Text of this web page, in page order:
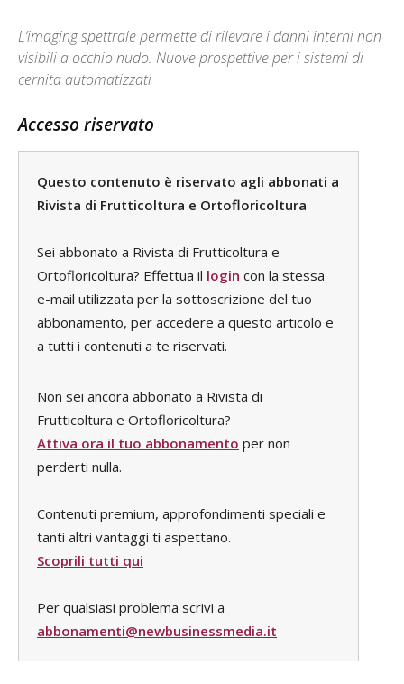
L’imaging spettrale permette di rilevare i danni interni non
visibili a occhio nudo. Nuove prospettive per i sistemi di
cernita automatizzati
Accesso riservato
Questo contenuto è riservato agli abbonati a
Rivista di Frutticoltura e Ortofloricoltura
Sei abbonato a Rivista di Frutticoltura e
Ortofloricoltura? Effettua il login con la stessa
e-mail utilizzata per la sottoscrizione del tuo
abbonamento, per accedere a questo articolo e
a tutti i contenuti a te riservati.
Non sei ancora abbonato a Rivista di
Frutticoltura e Ortofloricoltura?
Attiva ora il tuo abbonamento per non
perderti nulla.
Contenuti premium, approfondimenti speciali e
tanti altri vantaggi ti aspettano.
Scoprili tutti qui
Per qualsiasi problema scrivi a
abbonamenti@newbusinessmedia.it